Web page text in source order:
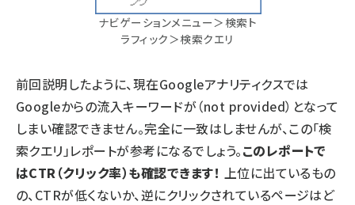
ナビゲーションメニュー＞検索ト
ラフィック＞検索クエリ
前回説明したように、現在Googleアナリティクスでは
Googleからの流入キーワードが（not provided）となって
しまい確認できません。完全に一致はしませんが、この「検
索クエリ」レポートが参考になるでしょう。このレポートで
はCTR（クリック率）も確認できます！ 上位に出ているもの
の、CTRが低くないか、逆にクリックされているページはど